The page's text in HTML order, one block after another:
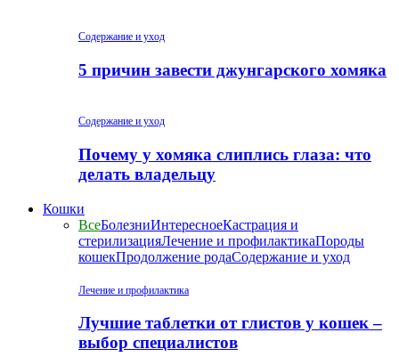
Содержание и уход
5 причин завести джунгарского хомяка
Содержание и уход
Почему у хомяка слиплись глаза: что
делать владельцу
Кошки
ВсеБолезниИнтересноеКастрация и
стерилизацияЛечение и профилактикаПороды
кошекПродолжение родаСодержание и уход
Лечение и профилактика
Лучшие таблетки от глистов у кошек –
выбор специалистов